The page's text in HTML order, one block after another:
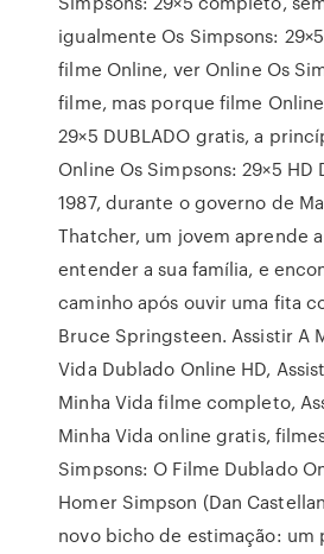
igualmente Os Simpsons:
filme Online, ver Online Os
filme, mas porque filme
29×5 DUBLADO gratis, a
Online Os Simpsons: 29×5 HD
1987, durante o governo de
Thatcher, um jovem aprende
entender a sua família, e
caminho após ouvir uma fita
Bruce Springsteen. Assistir A
Vida Dublado Online HD,
Minha Vida filme completo,
Minha Vida online gratis,
Simpsons: O Filme Dublado
Homer Simpson (Dan
novo bicho de estimação: um